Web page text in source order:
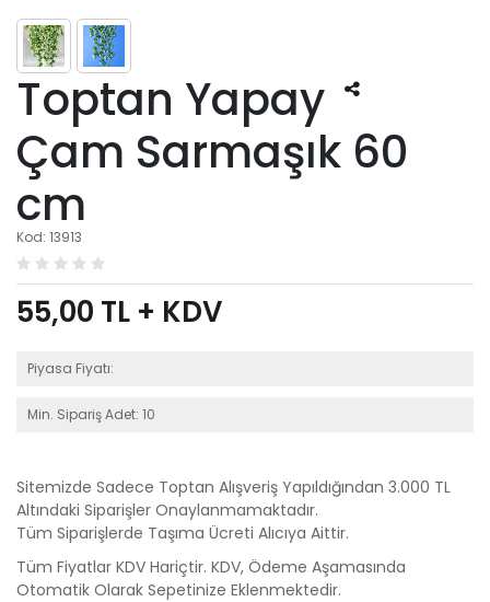
Toptan Yapay
Çam Sarmaşık 60
cm
Kod: 13913
55,00 TL + KDV
Piyasa Fiyatı:
Min. Sipariş Adet: 10
Sitemizde Sadece Toptan Alışveriş Yapıldığından 3.000 TL
Altındaki Siparişler Onaylanmamaktadır.
Tüm Siparişlerde Taşıma Ücreti Alıcıya Aittir.
Tüm Fiyatlar KDV Hariçtir. KDV, Ödeme Aşamasında
Otomatik Olarak Sepetinize Eklenmektedir.